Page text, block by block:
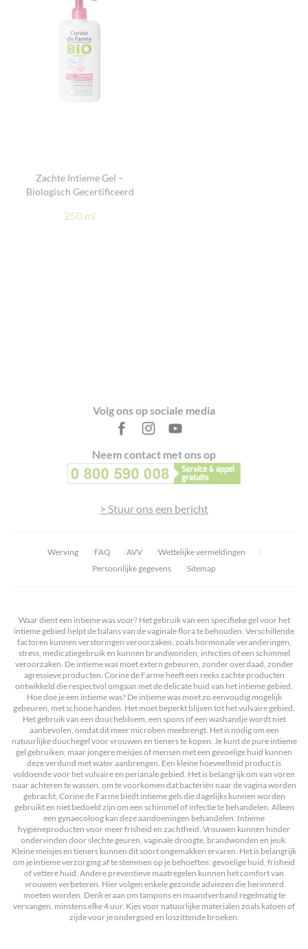
Zachte Intieme Gel –
Biologisch Gecertificeerd
250 ml
Volg ons op sociale media
Neem contact met ons op
> Stuur ons een bericht
Werving FAQ AVV
Wettelijke vermeldingen
Persoonlijke gegevens
Sitemap
Waar dient een intieme was voor? Het gebruik van een specifieke gel voor het
intieme gebied helpt de balans van de vaginale flora te behouden. Verschillende
factoren kunnen verstoringen veroorzaken, zoals hormonale veranderingen,
stress, medicatiegebruik en kunnen brandwonden, infecties of een schimmel
veroorzaken. De intieme was moet extern gebeuren, zonder overdaad, zonder
agressieve producten. Corine de Farme heeft een reeks zachte producten
ontwikkeld die respectvol omgaan met de delicate huid van het intieme gebied.
Hoe doe je een intieme was? De intieme was moet zo eenvoudig mogelijk
gebeuren, met schone handen. Het moet beperkt blijven tot het vulvaire gebied.
Het gebruik van een douchebloem, een spons of een washandje wordt niet
aanbevolen, omdat dit meer microben meebrengt. Het is nodig om een
natuurlijke douchegel voor vrouwen en tieners te kopen. Je kunt de pure intieme
gel gebruiken, maar jongere meisjes of mensen met een gevoelige huid kunnen
deze verdund met water aanbrengen. Een kleine hoeveelheid product is
voldoende voor het vulvaire en perianale gebied. Het is belangrijk om van voren
naar achteren te wassen, om te voorkomen dat bacteriën naar de vagina worden
gebracht. Corine de Farme biedt intieme gels die dagelijks kunnen worden
gebruikt en niet bedoeld zijn om een schimmel of infectie te behandelen. Alleen
een gynaecoloog kan deze aandoeningen behandelen. Intieme
hygiëneproducten voor meer frisheid en zachtheid. Vrouwen kunnen hinder
ondervinden door slechte geuren, vaginale droogte, brandwonden en jeuk.
Kleine meisjes en tieners kunnen dit soort ongemakken ervaren. Het is belangrijk
om je intieme verzorging af te stemmen op je behoeften: gevoelige huid, frisheid
of vettere huid. Andere preventieve maatregelen kunnen het comfort van
vrouwen verbeteren. Hier volgen enkele gezonde adviezen die herinnerd
moeten worden. Denk eraan om tampons en maandverband regelmatig te
vervangen, minstens elke 4 uur. Kies voor natuurlijke materialen zoals katoen of
zijde voor je ondergoed en loszittende broeken.